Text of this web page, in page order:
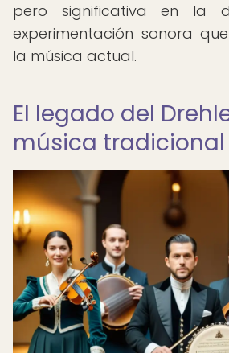
pero significativa en la
experimentación sonora
la música actual.
El legado del
música